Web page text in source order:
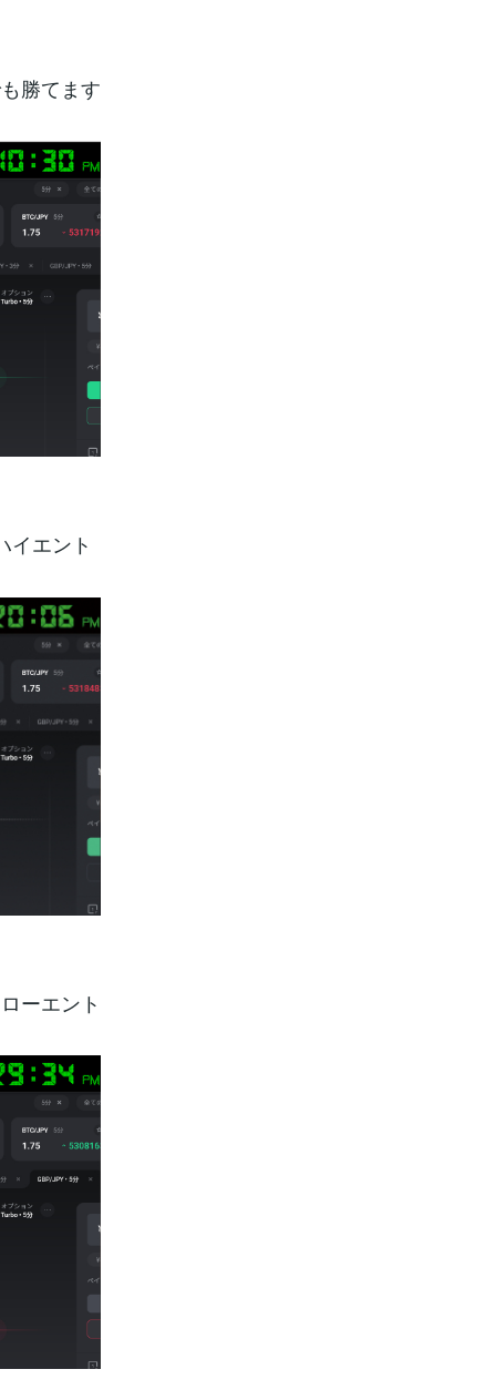
勝てます
イエント
ーエント